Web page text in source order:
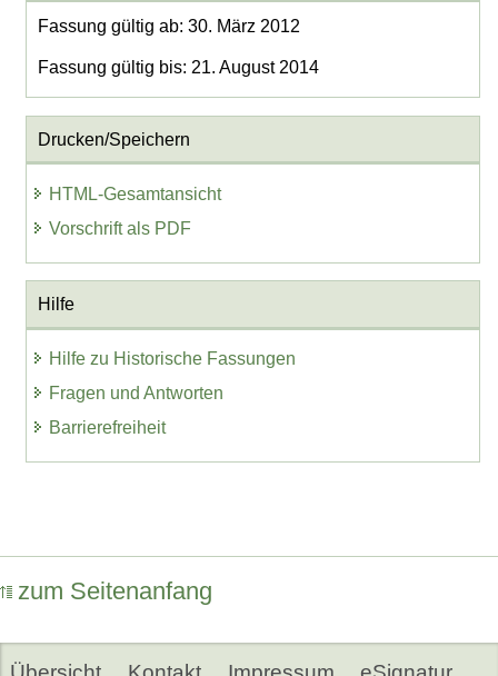
Fassung gültig ab: 30. März 2012
Fassung gültig bis: 21. August 2014
Drucken/Speichern
HTML-Gesamtansicht
Vorschrift als PDF
Hilfe
Hilfe zu Historische Fassungen
Fragen und Antworten
Barrierefreiheit
zum Seitenanfang